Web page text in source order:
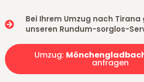
Bei Ihrem Umzug nach Tirana
unseren Rundum-sorglos-
Umzug:
anfragen